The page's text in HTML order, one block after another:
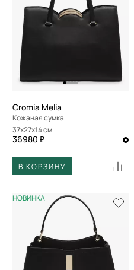
Cromia Melia
Кожаная сумка
37x27x14 см
36980 ₽
В КОРЗИНУ
НОВИНКА